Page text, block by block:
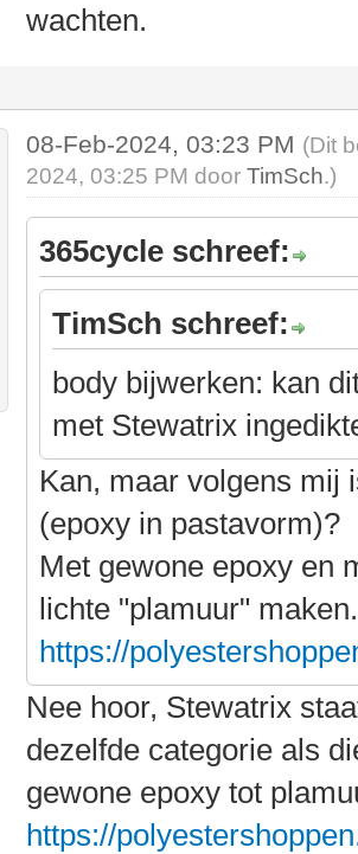
wachten.
08-Feb-2024, 03:23 PM (Dit
2024, 03:25 PM doorTimSch.)
365cycle schreef:
TimSch schreef:
body bijwerken: kan
met Stewatrix
Kan, maar volgens mij
(epoxy in pastavorm)?
Met gewone epoxy en
lichte "plamuur"
https://
Nee hoor, Stewatrix
dezelfde categorie als
gewone epoxy tot
https://